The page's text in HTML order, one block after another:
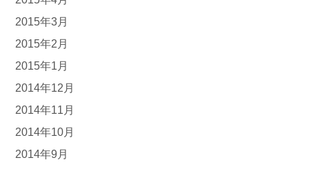
2015年3月
2015年2月
2015年1月
2014年12月
2014年11月
2014年10月
2014年9月